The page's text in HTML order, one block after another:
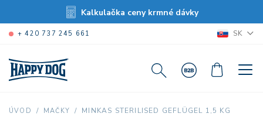
Kalkulačka ceny krmné dávky
+ 420 737 245 661 SK
ÚVOD MAČKY MINKAS STERILISED GEFLÜGEL 1,5 KG